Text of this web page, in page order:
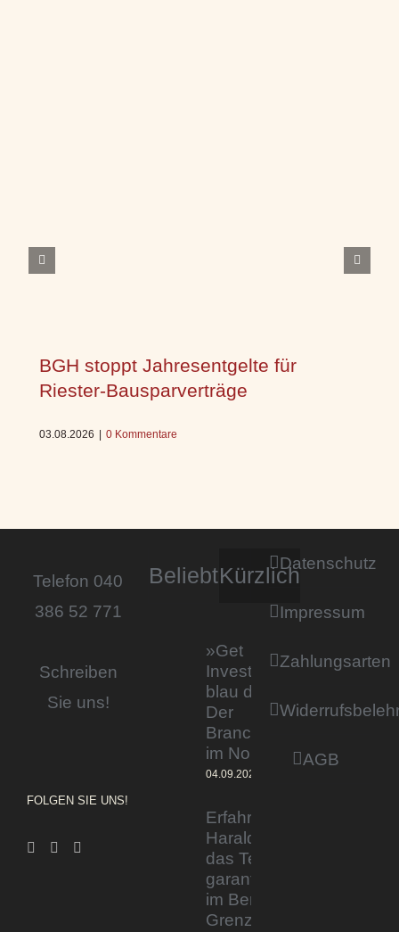
BGH stoppt Jahresentgelte für
Riester-Bausparverträge
03.08.2026 0 Kommentare
Telefon 040
386 52 771
Schreiben
Sie uns!
FOLGEN SIE UNS!
BeliebtKürzlich
»Get
Invested by
blau direkt«:
Der
Branchentag
im Norden
04.09.2023
Erfahrener Experte
Harald Wesely stärkt
das Team von
garantiertmehrnetto.de
im Bereich
Grenzgänger
Datenschutz
Impressum
Zahlungsarten
AGB